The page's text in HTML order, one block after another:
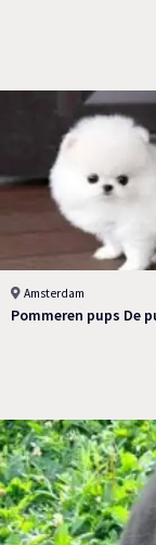
Amsterdam
Pommeren pups De